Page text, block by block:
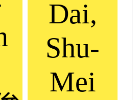
Dai,
Shu-
Mei